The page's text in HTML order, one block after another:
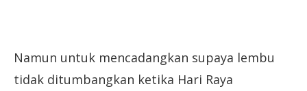
Namun untuk mencadangkan supaya lembu
tidak ditumbangkan ketika Hari Raya